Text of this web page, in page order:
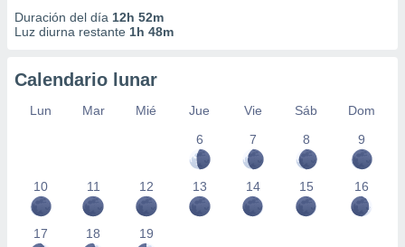
Duración del día 12h 52m
Luz diurna restante 1h 48m
Calendario lunar
Lun Mar Mié Jue Vie Sáb
Dom
6
7 8 9
10 11 12 13 14 15 16
17 18 19